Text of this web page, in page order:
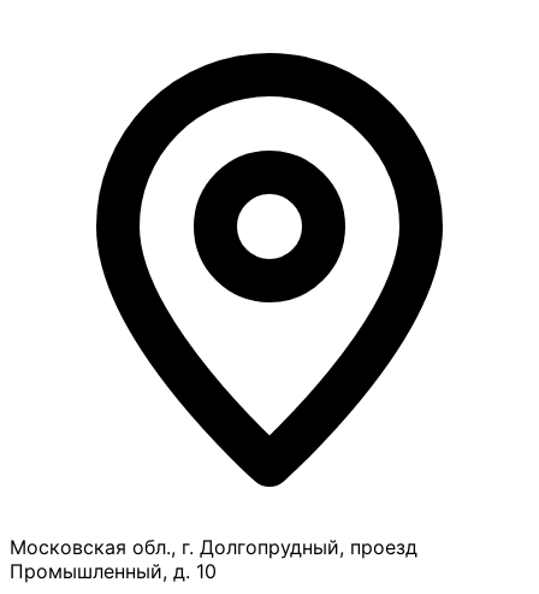
Московская обл., г. Долгопрудный, проезд
Промышленный, д. 10